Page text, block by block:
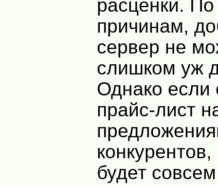
расценки.
причинам,
сервер не
слишком уж
Однако если
прайс-лист
будет